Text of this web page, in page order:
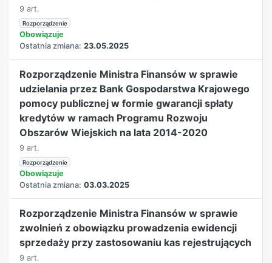
9 art.
Rozporządzenie
Obowiązuje
Ostatnia zmiana: 23.05.2025
Rozporządzenie Ministra Finansów w sprawie
udzielania przez Bank Gospodarstwa Krajowego
pomocy publicznej w formie gwarancji spłaty
kredytów w ramach Programu Rozwoju
Obszarów Wiejskich na lata 2014-2020
9 art.
Rozporządzenie
Obowiązuje
Ostatnia zmiana: 03.03.2025
Rozporządzenie Ministra Finansów w sprawie
zwolnień z obowiązku prowadzenia ewidencji
sprzedaży przy zastosowaniu kas rejestrujących
9 art.